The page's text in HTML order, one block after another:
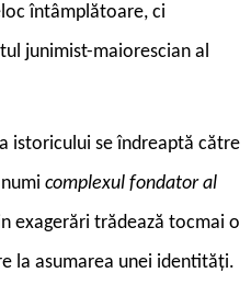
întâmplătoare, ci
junimist-maiorescian al
istoricului se îndreaptă către
complexul fondator al
exagerări trădează tocmai o
la asumarea unei identități.